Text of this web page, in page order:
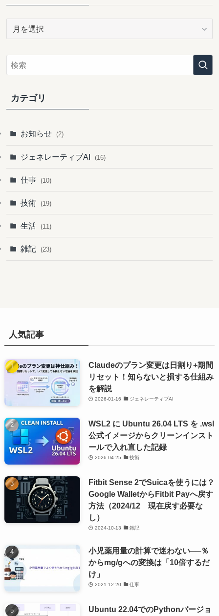
イ
ブ
カテゴリ
お知らせ (2)
ジェネレーティブAI (16)
仕事 (10)
技術 (19)
生活 (11)
雑記 (23)
人気記事
Claudeのプラン変更は日割り+期間
リセット！知らないと損する仕組み
を解説
2026-01-16 ジェネレーティブAI
WSL2 に Ubuntu 26.04 LTS を .wsl
公式イメージからクリーンインスト
ールで入れ直した記録
2026-04-25 技術
Fitbit Sense 2でSuicaを使うには？
Google WalletからFitbit Payへ戻す
方法（2024/12 現在戻す必要な
し）
2024-10-13 雑記
小児薬用量の計算で迷わない──％
からmg/gへの変換は「10倍するだ
け」
2021-12-20 仕事
Ubuntu 22.04でのPythonバージョ